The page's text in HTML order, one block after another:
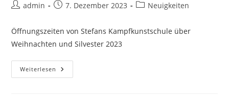
admin 7. Dezember 2023 Neuigkeiten
Öffnungszeiten von Stefans Kampfkunstschule über
Weihnachten und Silvester 2023
Weiterlesen